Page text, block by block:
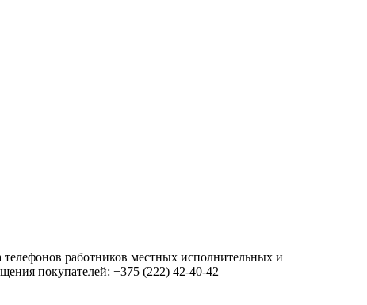
работников местных исполнительных и
покупателей: +375 (222) 42-40-42